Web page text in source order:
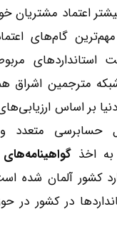
اعتماد مشتریان
گام‌های
استانداردهای
مترجمین اشراق
بر اساس
حسابرسی متعدد و
اخذ گواهینامه‌های
کشور آلمان شده
در کشور در